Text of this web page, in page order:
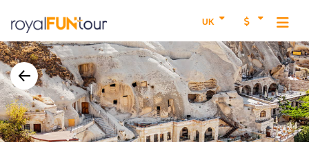
UK